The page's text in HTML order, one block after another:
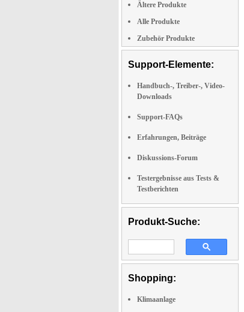
Ältere Produkte
Alle Produkte
Zubehör Produkte
Support-Elemente:
Handbuch-, Treiber-, Video-
Downloads
Support-FAQs
Erfahrungen, Beiträge
Diskussions-Forum
Testergebnisse aus Tests &
Testberichten
Produkt-Suche:
Shopping:
Klimaanlage